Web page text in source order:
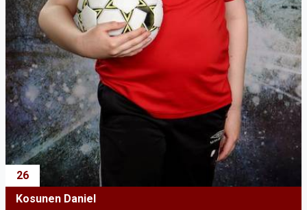
26
Kosunen Daniel